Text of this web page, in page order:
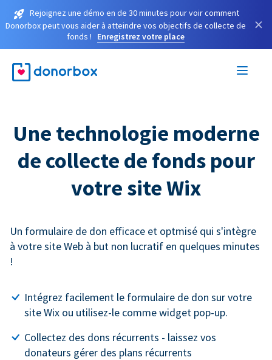
Rejoignez une démo en de 30 minutes pour voir comment
Donorbox peut vous aider à atteindre vos objectifs de collecte de
fonds !
Enregistrez votre place
×
Une technologie moderne
de collecte de fonds pour
votre site Wix
Un formulaire de don efficace et optmisé qui s'intègre
à votre site Web à but non lucratif en quelques minutes
!
Intégrez facilement le formulaire de don sur votre
site Wix ou utilisez-le comme widget pop-up.
Collectez des dons récurrents - laissez vos
donateurs gérer des plans récurrents